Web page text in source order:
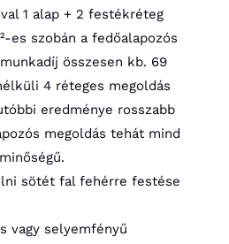
1 alap + 2 festékréteg
es szobán a fedőalapozós
összesen kb. 69
4 réteges megoldás
eredménye rosszabb
megoldás tehát mind
sötét fal fehérre festése
vagy selyemfényű